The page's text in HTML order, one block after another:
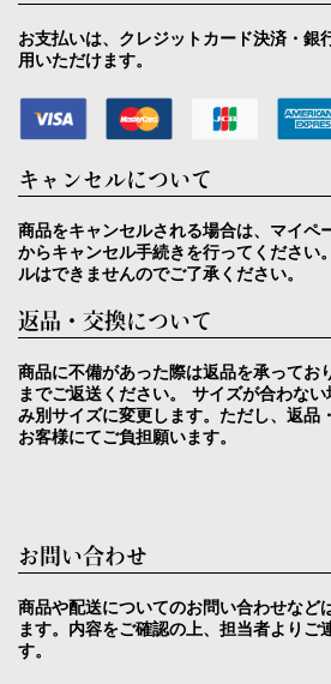
お支払いは、クレジットカード決済・銀
用いただけます。
キャンセルについて
商品をキャンセルされる場合は、マイペ
からキャンセル手続きを行ってください
ルはできませんのでご了承ください。
返品・交換について
商品に不備があった際は返品を承ってお
までご返送ください。 サイズが合わな
み別サイズに変更します。ただし、返品
お客様にてご負担願います。
お問い合わせ
商品や配送についてのお問い合わせなど
ます。内容をご確認の上、担当者よりご
す。